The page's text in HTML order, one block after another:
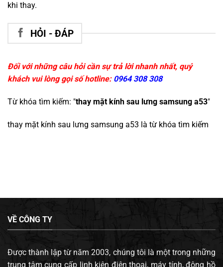
khi thay.
HỎI - ĐÁP
Đối với những câu hỏi cần sự trả lời nhanh nhất, quý
khách vui lòng gọi số hotline: 0964 308 308
Từ khóa tìm kiếm: "thay mặt kính sau lưng samsung a53"
thay mặt kính sau lưng samsung a53 là từ khóa tìm kiếm
VỀ CÔNG TY
Được thành lập từ năm 2003, chúng tôi là một trong những
trung tâm cung cấp linh kiện điện thoại, máy tính, đông hồ